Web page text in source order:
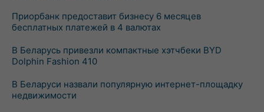
Приорбанк предоставит бизнесу 6 месяцев
бесплатных платежей в 4 валютах
В Беларусь привезли компактные хэтчбеки BYD
Dolphin Fashion 410
В Беларуси назвали популярную интернет-площадку
недвижимости